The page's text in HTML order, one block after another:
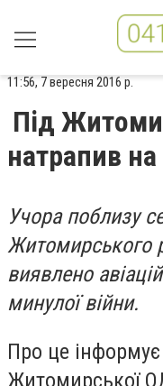
11:56, 7 вересня 2016 р.
Під
натрапив на
Учора поблизу
Житомирського
виявлено
минулої війни.
Про це
Житомирської